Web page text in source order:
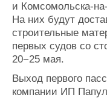
и Комсомольска-
На них будут
строительные
первых судов со
20−25 мая.
Выход первого
компании ИП